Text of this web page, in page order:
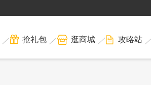
抢礼包 逛商城 攻略站